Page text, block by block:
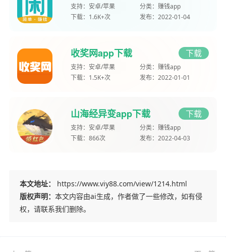
支持： 安卓/苹果 分类： 赚钱app
下载： 1.6K+次 发布： 2022-01-04
收奖网app下载 下载
支持： 安卓/苹果 分类： 赚钱app
下载： 1.5K+次 发布： 2022-01-01
山海经异变app下载 下载
支持： 安卓/苹果 分类： 赚钱app
下载： 866次 发布： 2022-04-03
本文地址：
https://www.viy88.com/view/1214.html
版权声明： 本文内容由ai生成，作者做了一些修改，如有侵
权，请联系我们删除。